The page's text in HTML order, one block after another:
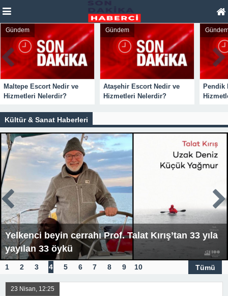
Gündem
Maltepe Escort Nedir ve
Hizmetleri Nelerdir?
Gündem
Ataşehir Escort Nedir ve
Hizmetleri Nelerdir?
Pendik
Kültür & Sanat Haberleri
Yelkenci beyin cerrahı Prof. Talat Kırış’tan 33 yıla
yayılan 33 öykü
1 2 3 4 5 6 7 8 9 10 Tümü
23 Nisan, 12:25